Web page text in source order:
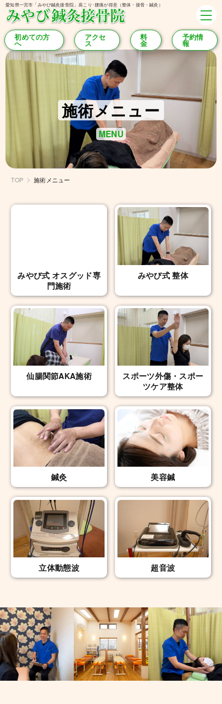
初めての方
へ
アクセ
ス
料
金
予約情
報
愛知県一宮市「みやび鍼灸接骨院」肩こり･腰痛が得意（整体・接骨・鍼灸）
施術メニュー
MENU
TOP 施術メニュー
みやび式 オスグッド専
門施術
みやび式 整体
仙腸関節AKA施術
スポーツ外傷・スポー
ツケア整体
鍼灸 美容鍼
立体動態波 超音波